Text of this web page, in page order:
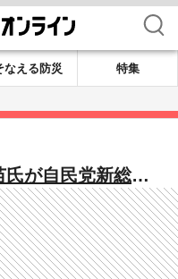
検索
なえる防災
特集
氏が自民党新総裁
一面も スピーチ
…」「ワークライ